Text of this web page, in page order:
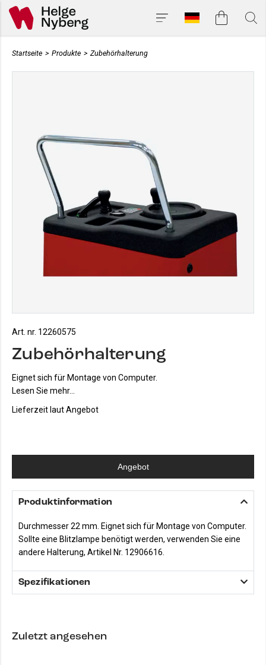
Startseite > Produkte > Zubehörhalterung
Art. nr. 12260575
Zubehörhalterung
Eignet sich für Montage von Computer.
Lesen Sie mehr...
Lieferzeit laut Angebot
Angebot
Produktinformation
Durchmesser 22 mm. Eignet sich für Montage von Computer.
Sollte eine Blitzlampe benötigt werden, verwenden Sie eine
andere Halterung, Artikel Nr. 12906616.
Spezifikationen
Zuletzt angesehen